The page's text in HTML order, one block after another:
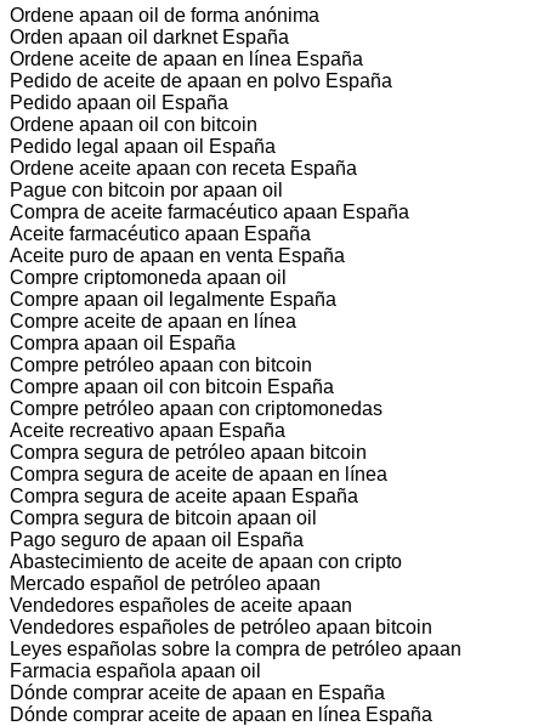
Ordene apaan oil de forma anónima
Orden apaan oil darknet España
Ordene aceite de apaan en línea España
Pedido de aceite de apaan en polvo España
Pedido apaan oil España
Ordene apaan oil con bitcoin
Pedido legal apaan oil España
Ordene aceite apaan con receta España
Pague con bitcoin por apaan oil
Compra de aceite farmacéutico apaan España
Aceite farmacéutico apaan España
Aceite puro de apaan en venta España
Compre criptomoneda apaan oil
Compre apaan oil legalmente España
Compre aceite de apaan en línea
Compra apaan oil España
Compre petróleo apaan con bitcoin
Compre apaan oil con bitcoin España
Compre petróleo apaan con criptomonedas
Aceite recreativo apaan España
Compra segura de petróleo apaan bitcoin
Compra segura de aceite de apaan en línea
Compra segura de aceite apaan España
Compra segura de bitcoin apaan oil
Pago seguro de apaan oil España
Abastecimiento de aceite de apaan con cripto
Mercado español de petróleo apaan
Vendedores españoles de aceite apaan
Vendedores españoles de petróleo apaan bitcoin
Leyes españolas sobre la compra de petróleo apaan
Farmacia española apaan oil
Dónde comprar aceite de apaan en España
Dónde comprar aceite de apaan en línea España